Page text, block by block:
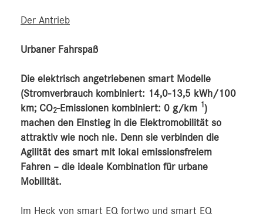
Der Antrieb
Urbaner Fahrspaß
Die elektrisch angetriebenen smart Modelle
(Stromverbrauch kombiniert: 14,0-13,5 kWh/100
km; CO2-Emissionen kombiniert: 0 g/km 1 )
machen den Einstieg in die Elektromobilität so
attraktiv wie noch nie. Denn sie verbinden die
Agilität des smart mit lokal emissionsfreiem
Fahren – die ideale Kombination für urbane
Mobilität.
Im Heck von smart EQ fortwo und smart EQ